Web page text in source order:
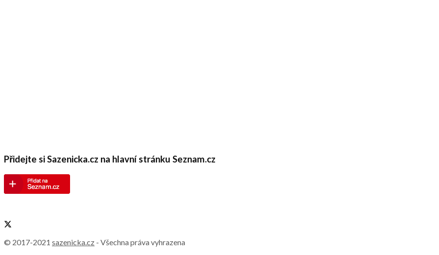
Přidejte si Sazenicka.cz na hlavní stránku Seznam.cz
© 2017-2021 sazenicka.cz - Všechna práva vyhrazena